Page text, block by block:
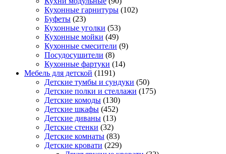
Кухонные гарнитуры (102)
Буфеты (23)
Кухонные уголки (53)
Кухонные мойки (49)
Кухонные смесители (9)
Посудосушители (8)
Кухонные фартуки (14)
Мебель для детской (1191)
Детские тумбы и сундуки (50)
Детские полки и стеллажи (175)
Детские комоды (130)
Детские шкафы (452)
Детские диваны (13)
Детские стенки (32)
Детские комнаты (83)
Детские кровати (229)